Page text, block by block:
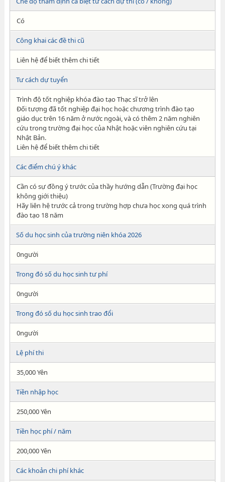
Có
Công khai các đề thi cũ
Liên hệ để biết thêm chi tiết
Tư cách dự tuyển
Trình độ tốt nghiệp khóa đào tạo Thạc sĩ trở lên
Đối tượng đã tốt nghiệp đại học hoặc chương trình đào tạo
giáo dục trên 16 năm ở nước ngoài, và có thêm 2 năm nghiên
cứu trong trường đại học của Nhật hoặc viên nghiên cứu tại
Nhật Bản.
Liên hệ để biết thêm chi tiết
Các điểm chú ý khác
Cần có sự đồng ý trước của thầy hướng dẫn (Trường đại học
không giới thiệu)
Hãy liên hệ trước cả trong trường hợp chưa học xong quá trình
đào tạo 18 năm
Số du học sinh của trường niên khóa 2026
0người
Trong đó số du học sinh tư phí
0người
Trong đó số du học sinh trao đổi
0người
Lệ phí thi
35,000 Yên
Tiền nhập học
250,000 Yên
Tiền học phí / năm
200,000 Yên
Các khoản chi phí khác